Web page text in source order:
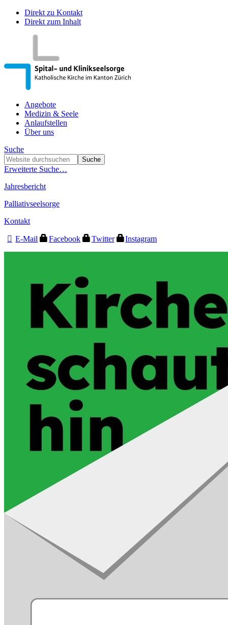
Direkt zu Kontakt
Direkt zum Inhalt
Angebote
Medizin & Seele
Anlaufstellen
Über uns
Suche
Erweiterte Suche…
Jahresbericht
Palliativseelsorge
Kontakt
E-Mail Facebook Twitter Instagram